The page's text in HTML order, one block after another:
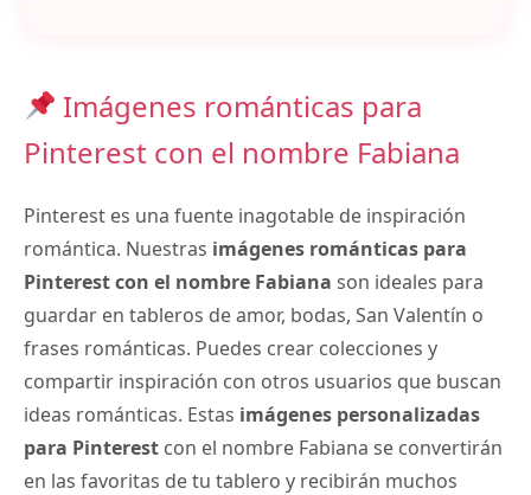
Imágenes románticas para
Pinterest con el nombre Fabiana
Pinterest es una fuente inagotable de inspiración
romántica. Nuestras imágenes románticas para
Pinterest con el nombre Fabiana son ideales para
guardar en tableros de amor, bodas, San Valentín o
frases románticas. Puedes crear colecciones y
compartir inspiración con otros usuarios que buscan
ideas románticas. Estas imágenes personalizadas
para Pinterest con el nombre Fabiana se convertirán
en las favoritas de tu tablero y recibirán muchos